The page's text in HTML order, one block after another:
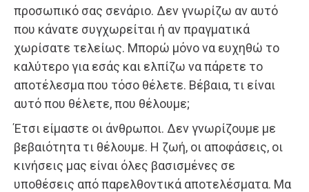
προσωπικό σας σενάριο. Δεν γνωρίζω αν αυτό
που κάνατε συγχωρείται ή αν πραγματικά
χωρίσατε τελείως. Μπορώ μόνο να ευχηθώ το
καλύτερο για εσάς και ελπίζω να πάρετε το
αποτέλεσμα που τόσο θέλετε. Βέβαια, τι είναι
αυτό που θέλετε, που θέλουμε;
Έτσι είμαστε οι άνθρωποι. Δεν γνωρίζουμε με
βεβαιότητα τι θέλουμε. Η ζωή, οι αποφάσεις, οι
κινήσεις μας είναι όλες βασισμένες σε
υποθέσεις από παρελθοντικά αποτελέσματα. Μα